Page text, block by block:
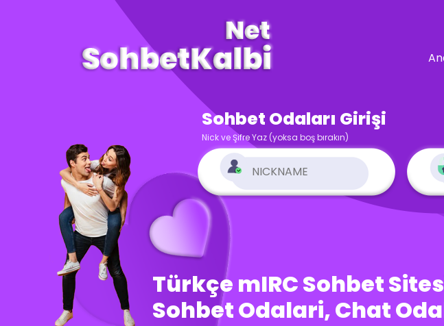
Sohbet Odaları Girişi
Nick ve Şifre Yaz (yoksa boş bırakın)
Türkçe mIRC Sohbet
Sohbet Odalari, Chat